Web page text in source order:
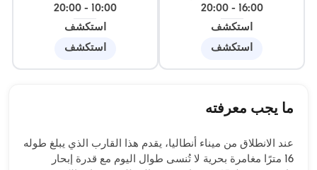
16:00
-
20:00
استكشف
استكشف
10:00
-
20:00
استكشف
استكشف
ما يجب معرفته
عند الانطلاق من ميناء أنطاليا، يقدم هذا القارب الذي يبلغ طوله
16 مترًا مغامرة بحرية لا تُنسى طوال اليوم مع قدرة إبحار